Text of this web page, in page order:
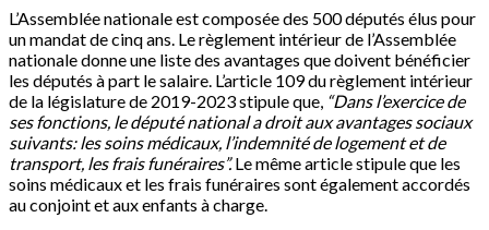
L’Assemblée nationale est composée des 500 députés élus pour
un mandat de cinq ans. Le règlement intérieur de l’Assemblée
nationale donne une liste des avantages que doivent bénéficier
les députés à part le salaire. L’article 109 du règlement intérieur
de la législature de 2019-2023 stipule que, “Dans l’exercice de
ses fonctions, le député national a droit aux avantages sociaux
suivants: les soins médicaux, l’indemnité de logement et de
transport, les frais funéraires”.Le même article stipule que les
soins médicaux et les frais funéraires sont également accordés
au conjoint et aux enfants à charge.